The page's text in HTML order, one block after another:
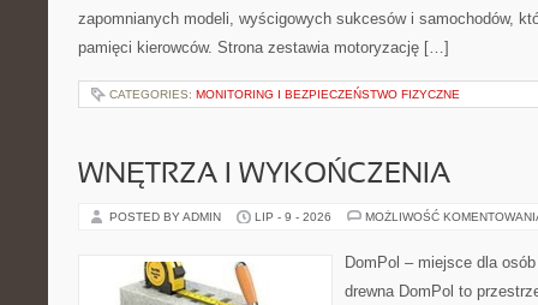
zapomnianych modeli, wyścigowych sukcesów i samochodów,
pamięci kierowców. Strona zestawia motoryzację […]
CATEGORIES: MONITORING I BEZPIECZEŃSTWO FIZYCZNE
WNĘTRZA I WYKOŃCZENIA
POSTED BY ADMIN LIP - 9 - 2026 MOŻLIWOŚĆ
DomPol – miejsce dla
drewna DomPol to